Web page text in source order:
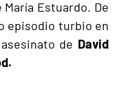
Estuardo. De
episodio turbio en
de David